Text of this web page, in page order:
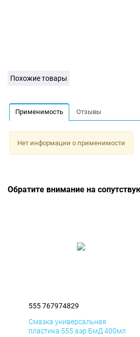
Похожие товары
Применимость Отзывы
Нет информации о применимости
Обратите внимание на
555 767974829
Смазка универсальная
пластика 555 аэр БмД 400мл